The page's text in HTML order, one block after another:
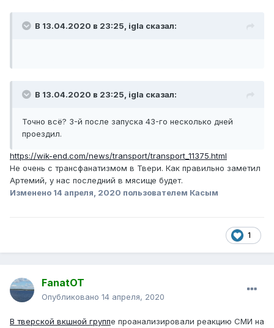
В 13.04.2020 в 23:25, igla сказал:
В 13.04.2020 в 23:25, igla сказал:
Точно всё? 3-й после запуска 43-го несколько дней
проездил.
https://wik-end.com/news/transport/transport_11375.html
Не очень с трансфанатизмом в Твери. Как правильно заметил
Артемий, у нас последний в мясище будет.
Изменено 14 апреля, 2020 пользователем Касым
1
FanatOT
Опубликовано 14 апреля, 2020
В тверской вкшной группе проанализировали реакцию СМИ на